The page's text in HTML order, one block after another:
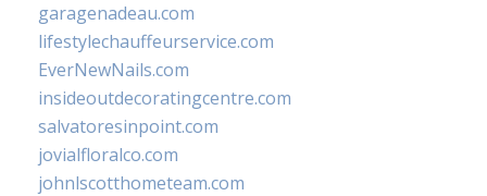
garagenadeau.com
lifestylechauffeurservice.com
EverNewNails.com
insideoutdecoratingcentre.com
salvatoresinpoint.com
jovialfloralco.com
johnlscotthometeam.com